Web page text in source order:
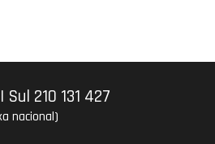
| Sul 210 131 427
nacional)